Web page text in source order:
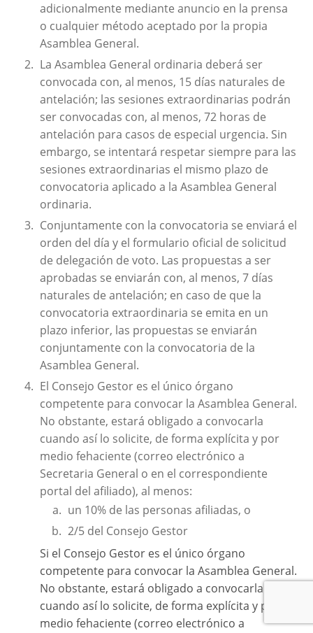
adicionalmente mediante anuncio en la prensa
o cualquier método aceptado por la propia
Asamblea General.
La Asamblea General ordinaria deberá ser
convocada con, al menos, 15 días naturales de
antelación; las sesiones extraordinarias podrán
ser convocadas con, al menos, 72 horas de
antelación para casos de especial urgencia. Sin
embargo, se intentará respetar siempre para las
sesiones extraordinarias el mismo plazo de
convocatoria aplicado a la Asamblea General
ordinaria.
Conjuntamente con la convocatoria se enviará el
orden del día y el formulario oficial de solicitud
de delegación de voto. Las propuestas a ser
aprobadas se enviarán con, al menos, 7 días
naturales de antelación; en caso de que la
convocatoria extraordinaria se emita en un
plazo inferior, las propuestas se enviarán
conjuntamente con la convocatoria de la
Asamblea General.
El Consejo Gestor es el único órgano
competente para convocar la Asamblea General.
No obstante, estará obligado a convocarla
cuando así lo solicite, de forma explícita y por
medio fehaciente (correo electrónico a
Secretaria General o en el correspondiente
portal del afiliado), al menos:
un 10% de las personas afiliadas, o
2/5 del Consejo Gestor
Si el Consejo Gestor es el único órgano
competente para convocar la Asamblea General.
No obstante, estará obligado a convocarla
cuando así lo solicite, de forma explícita y por
medio fehaciente (correo electrónico a